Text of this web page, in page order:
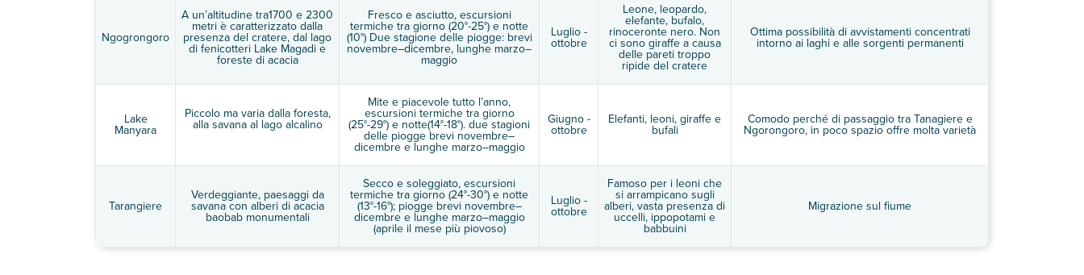
Ngogrongoro
A un’altitudine tra1700 e 2300
metri è caratterizzato dalla
presenza del cratere, dal lago
di fenicotteri Lake Magadi e
foreste di acacia
Fresco e asciutto, escursioni
termiche tra giorno (20°-25°) e notte
(10°) Due stagione delle piogge: brevi
novembre–dicembre, lunghe marzo–
maggio
Luglio -
ottobre
Leone, leopardo,
elefante, bufalo,
rinoceronte nero. Non
ci sono giraffe a causa
delle pareti troppo
ripide del cratere
Ottima possibilità di avvistamenti concentrati
intorno ai laghi e alle sorgenti permanenti
Lake
Manyara
Piccolo ma varia dalla foresta,
alla savana al lago alcalino
Mite e piacevole tutto l’anno,
escursioni termiche tra giorno
(25°-29°) e notte(14°-18°). due stagioni
delle piogge brevi novembre–
dicembre e lunghe marzo–maggio
Giugno -
ottobre
Elefanti, leoni, giraffe e
bufali
Comodo perché di passaggio tra Tanagiere e
Ngorongoro, in poco spazio offre molta varietà
Tarangiere
Verdeggiante, paesaggi da
savana con alberi di acacia
baobab monumentali
Secco e soleggiato, escursioni
termiche tra giorno (24°-30°) e notte
(13°-16°); piogge brevi novembre–
dicembre e lunghe marzo–maggio
(aprile il mese più piovoso)
Luglio -
ottobre
Famoso per i leoni che
si arrampicano sugli
alberi, vasta presenza di
uccelli, ippopotami e
babbuini
Migrazione sul fiume